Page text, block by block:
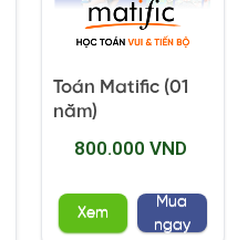
Toán Matific (01
năm)
800.000 VND
Xem
Mua
ngay